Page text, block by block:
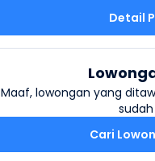
Detail
Maaf, lowongan yang
Cari